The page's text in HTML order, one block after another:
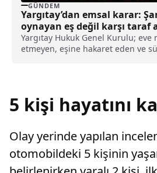
GÜNDEM
Yargıtay’dan emsal karar:
oynayan eş değil karşı taraf
kusurlu sayıldı
Yargıtay Hukuk Genel Kurulu; eve
etmeyen, eşine hakaret eden ve
5 kişi hayatını
Olay yerinde yapılan
otomobildeki 5 kişinin